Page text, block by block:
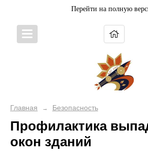
Перейти на полную
Главная → Безопасность
Профилактика
окон зданий